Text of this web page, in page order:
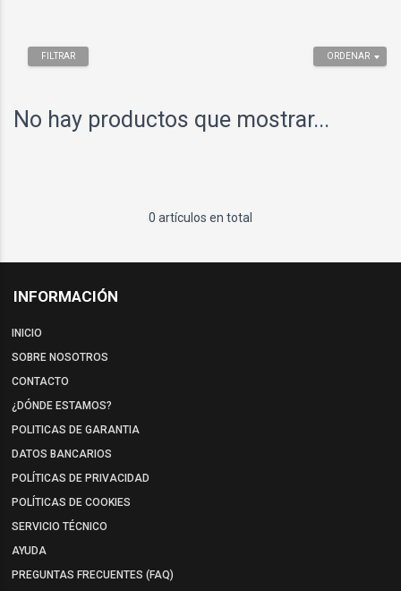
ORDENAR
FILTRAR
No hay productos que mostrar...
0 artículos en total
INFORMACIÓN
INICIO
SOBRE NOSOTROS
CONTACTO
¿DÓNDE ESTAMOS?
POLITICAS DE GARANTIA
DATOS BANCARIOS
POLÍTICAS DE PRIVACIDAD
POLÍTICAS DE COOKIES
SERVICIO TÉCNICO
AYUDA
PREGUNTAS FRECUENTES (FAQ)